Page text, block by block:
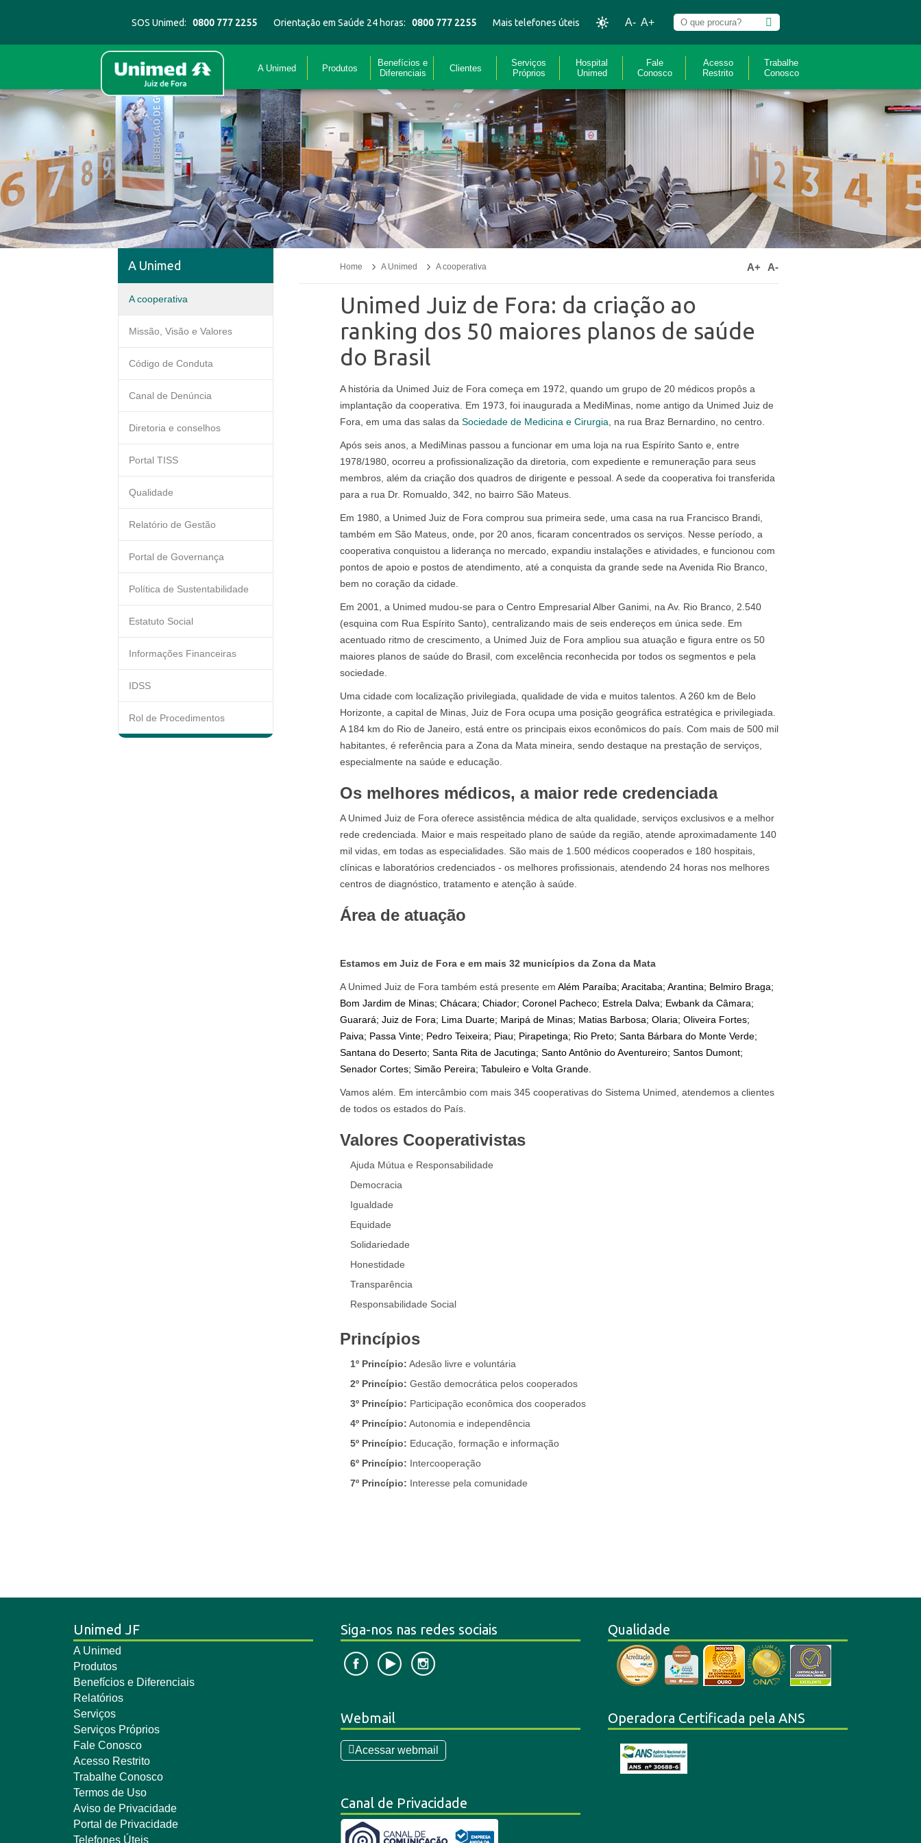
SOS Unimed: 0800 777 2255 Orientação em Saúde 24 horas: 0800 777 2255 Mais telefones úteis A- A+
A Unimed Produtos
Benefícios e
Diferenciais
Clientes
Serviços
Próprios
Hospital
Unimed
Fale
Conosco
Acesso
Restrito
Trabalhe
Conosco
A Unimed
A cooperativa
Missão, Visão e Valores
Código de Conduta
Canal de Denúncia
Diretoria e conselhos
Portal TISS
Qualidade
Relatório de Gestão
Portal de Governança
Política de Sustentabilidade
Estatuto Social
Informações Financeiras
IDSS
Rol de Procedimentos
Home A Unimed A cooperativa A+ A-
Unimed Juiz de Fora: da criação ao
ranking dos 50 maiores planos de saúde
do Brasil
A história da Unimed Juiz de Fora começa em 1972, quando um grupo de 20 médicos propôs a
implantação da cooperativa. Em 1973, foi inaugurada a MediMinas, nome antigo da Unimed Juiz de
Fora, em uma das salas da Sociedade de Medicina e Cirurgia , na rua Braz Bernardino, no centro.
Após seis anos, a MediMinas passou a funcionar em uma loja na rua Espírito Santo e, entre
1978/1980, ocorreu a profissionalização da diretoria, com expediente e remuneração para seus
membros, além da criação dos quadros de dirigente e pessoal. A sede da cooperativa foi transferida
para a rua Dr. Romualdo, 342, no bairro São Mateus.
Em 1980, a Unimed Juiz de Fora comprou sua primeira sede, uma casa na rua Francisco Brandi,
também em São Mateus, onde, por 20 anos, ficaram concentrados os serviços. Nesse período, a
cooperativa conquistou a liderança no mercado, expandiu instalações e atividades, e funcionou com
pontos de apoio e postos de atendimento, até a conquista da grande sede na Avenida Rio Branco,
bem no coração da cidade.
Em 2001, a Unimed mudou-se para o Centro Empresarial Alber Ganimi, na Av. Rio Branco, 2.540
(esquina com Rua Espírito Santo), centralizando mais de seis endereços em única sede. Em
acentuado ritmo de crescimento, a Unimed Juiz de Fora ampliou sua atuação e figura entre os 50
maiores planos de saúde do Brasil, com excelência reconhecida por todos os segmentos e pela
sociedade.
Uma cidade com localização privilegiada, qualidade de vida e muitos talentos. A 260 km de Belo
Horizonte, a capital de Minas, Juiz de Fora ocupa uma posição geográfica estratégica e privilegiada.
A 184 km do Rio de Janeiro, está entre os principais eixos econômicos do país. Com mais de 500 mil
habitantes, é referência para a Zona da Mata mineira, sendo destaque na prestação de serviços,
especialmente na saúde e educação.
Os melhores médicos, a maior rede credenciada
A Unimed Juiz de Fora oferece assistência médica de alta qualidade, serviços exclusivos e a melhor
rede credenciada. Maior e mais respeitado plano de saúde da região, atende aproximadamente 140
mil vidas, em todas as especialidades. São mais de 1.500 médicos cooperados e 180 hospitais,
clínicas e laboratórios credenciados - os melhores profissionais, atendendo 24 horas nos melhores
centros de diagnóstico, tratamento e atenção à saúde.
Área de atuação
Estamos em Juiz de Fora e em mais 32 municípios da Zona da Mata
A Unimed Juiz de Fora também está presente em Além Paraíba; Aracitaba; Arantina; Belmiro Braga;
Bom Jardim de Minas; Chácara; Chiador; Coronel Pacheco; Estrela Dalva; Ewbank da Câmara;
Guarará; Juiz de Fora; Lima Duarte; Maripá de Minas; Matias Barbosa; Olaria; Oliveira Fortes;
Paiva; Passa Vinte; Pedro Teixeira; Piau; Pirapetinga; Rio Preto; Santa Bárbara do Monte Verde;
Santana do Deserto; Santa Rita de Jacutinga; Santo Antônio do Aventureiro; Santos Dumont;
Senador Cortes; Simão Pereira; Tabuleiro e Volta Grande.
Vamos além. Em intercâmbio com mais 345 cooperativas do Sistema Unimed, atendemos a clientes
de todos os estados do País.
Valores Cooperativistas
Ajuda Mútua e Responsabilidade
Democracia
Igualdade
Equidade
Solidariedade
Honestidade
Transparência
Responsabilidade Social
Princípios
1º Princípio: Adesão livre e voluntária
2º Princípio: Gestão democrática pelos cooperados
3º Princípio: Participação econômica dos cooperados
4º Princípio: Autonomia e independência
5º Princípio: Educação, formação e informação
6º Princípio: Intercooperação
7º Princípio: Interesse pela comunidade
Unimed JF
A Unimed
Produtos
Benefícios e Diferenciais
Relatórios
Serviços
Serviços Próprios
Fale Conosco
Acesso Restrito
Trabalhe Conosco
Termos de Uso
Aviso de Privacidade
Portal de Privacidade
Telefones Úteis
Siga-nos nas redes sociais
Webmail
Acessar webmail
Canal de Privacidade
Qualidade
Operadora Certificada pela ANS